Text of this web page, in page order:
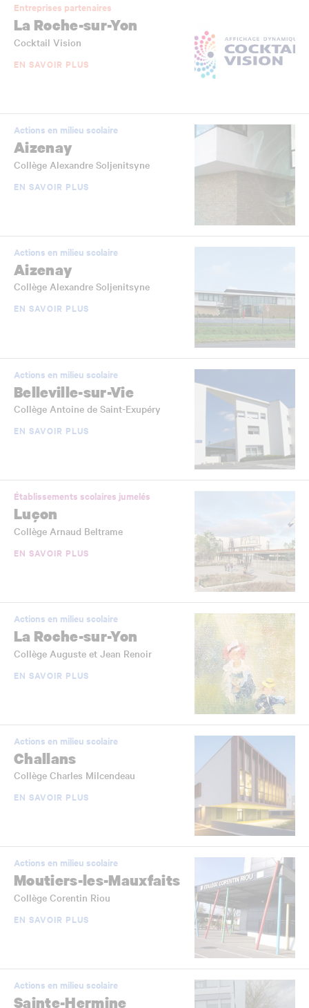
Entreprises partenaires
La Roche-sur-Yon
Cocktail Vision
EN SAVOIR PLUS
Actions en milieu scolaire
Aizenay
Collège Alexandre Soljenitsyne
EN SAVOIR PLUS
Actions en milieu scolaire
Aizenay
Collège Alexandre Soljenitsyne
EN SAVOIR PLUS
Actions en milieu scolaire
Belleville-sur-Vie
Collège Antoine de Saint-Exupéry
EN SAVOIR PLUS
Établissements scolaires jumelés
Luçon
Collège Arnaud Beltrame
EN SAVOIR PLUS
Actions en milieu scolaire
La Roche-sur-Yon
Collège Auguste et Jean Renoir
EN SAVOIR PLUS
Actions en milieu scolaire
Challans
Collège Charles Milcendeau
EN SAVOIR PLUS
Actions en milieu scolaire
Moutiers-les-Mauxfaits
Collège Corentin Riou
EN SAVOIR PLUS
Actions en milieu scolaire
Sainte-Hermine